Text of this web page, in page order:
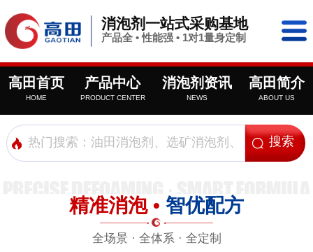
消泡剂一站式采购基地
产品全 • 性能强 • 1对1量身定制
高田首页
HOME
产品中心
PRODUCT CENTER
消泡剂资讯
NEWS
高田简介
ABOUT US
精准消泡 • 智优配方
全场景 · 全体系 · 全定制